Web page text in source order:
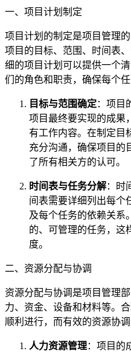
一、项目计划制定
项目计划的制定是项目管理
项目的目标、范围、时间表
细的项目计划可以提供一个
们的角色和职责，确保每个任
目标与范围确定：项目
项目最终要实现的成果
有工作内容。在制定目
充分沟通，确保项目的
了所有相关方的认可。
时间表与任务分解：时
间表需要详细列出每个
及每个任务的依赖关系
的、可管理的任务，这
度。
二、资源分配与协调
资源分配与协调是项目管理
力、资金、设备和材料等。
顺利进行，而有效的资源协
人力资源管理：项目的